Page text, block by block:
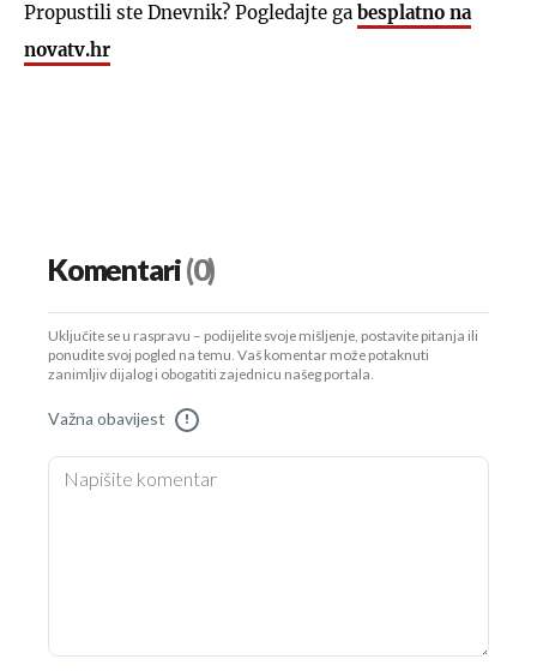
Propustili ste Dnevnik? Pogledajte ga besplatno na
novatv.hr
Komentari(0)
Uključite se u raspravu – podijelite svoje mišljenje, postavite pitanja ili
ponudite svoj pogled na temu. Vaš komentar može potaknuti
zanimljiv dijalog i obogatiti zajednicu našeg portala.
Važna obavijest !